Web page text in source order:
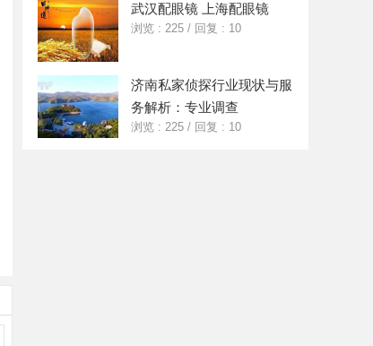
武汉配眼镜 上海配眼镜
浏览 : 225 / 回复 : 10
济南私家侦探行业现状与服
务解析：专业调查
浏览 : 225 / 回复 : 10